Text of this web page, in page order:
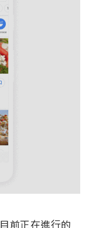
前正在進行的